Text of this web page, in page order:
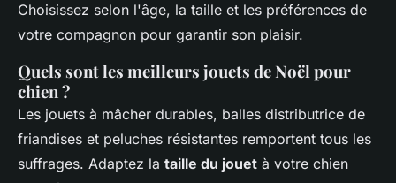
Choisissez selon l'âge, la taille et les préférences de
votre compagnon pour garantir son plaisir.
Quels sont les meilleurs jouets de Noël pour
chien ?
Les jouets à mâcher durables, balles distributrice de
friandises et peluches résistantes remportent tous les
suffrages. Adaptez la taille du jouet à votre chien